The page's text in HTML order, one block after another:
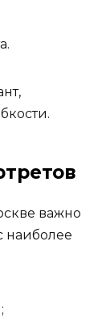
важно
наиболее